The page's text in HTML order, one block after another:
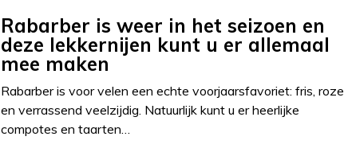
Rabarber is weer in het seizoen en
deze lekkernijen kunt u er allemaal
mee maken
Rabarber is voor velen een echte voorjaarsfavoriet: fris, roze
en verrassend veelzijdig. Natuurlijk kunt u er heerlijke
compotes en taarten…